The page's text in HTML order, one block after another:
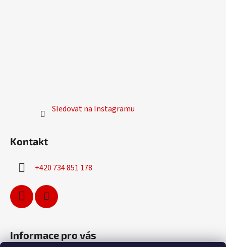
Sledovat na Instagramu
Kontakt
+420 734 851 178
Informace pro vás